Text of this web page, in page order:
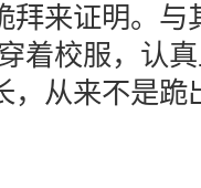
拜来证明。与
着校服，认
，从来不是跪